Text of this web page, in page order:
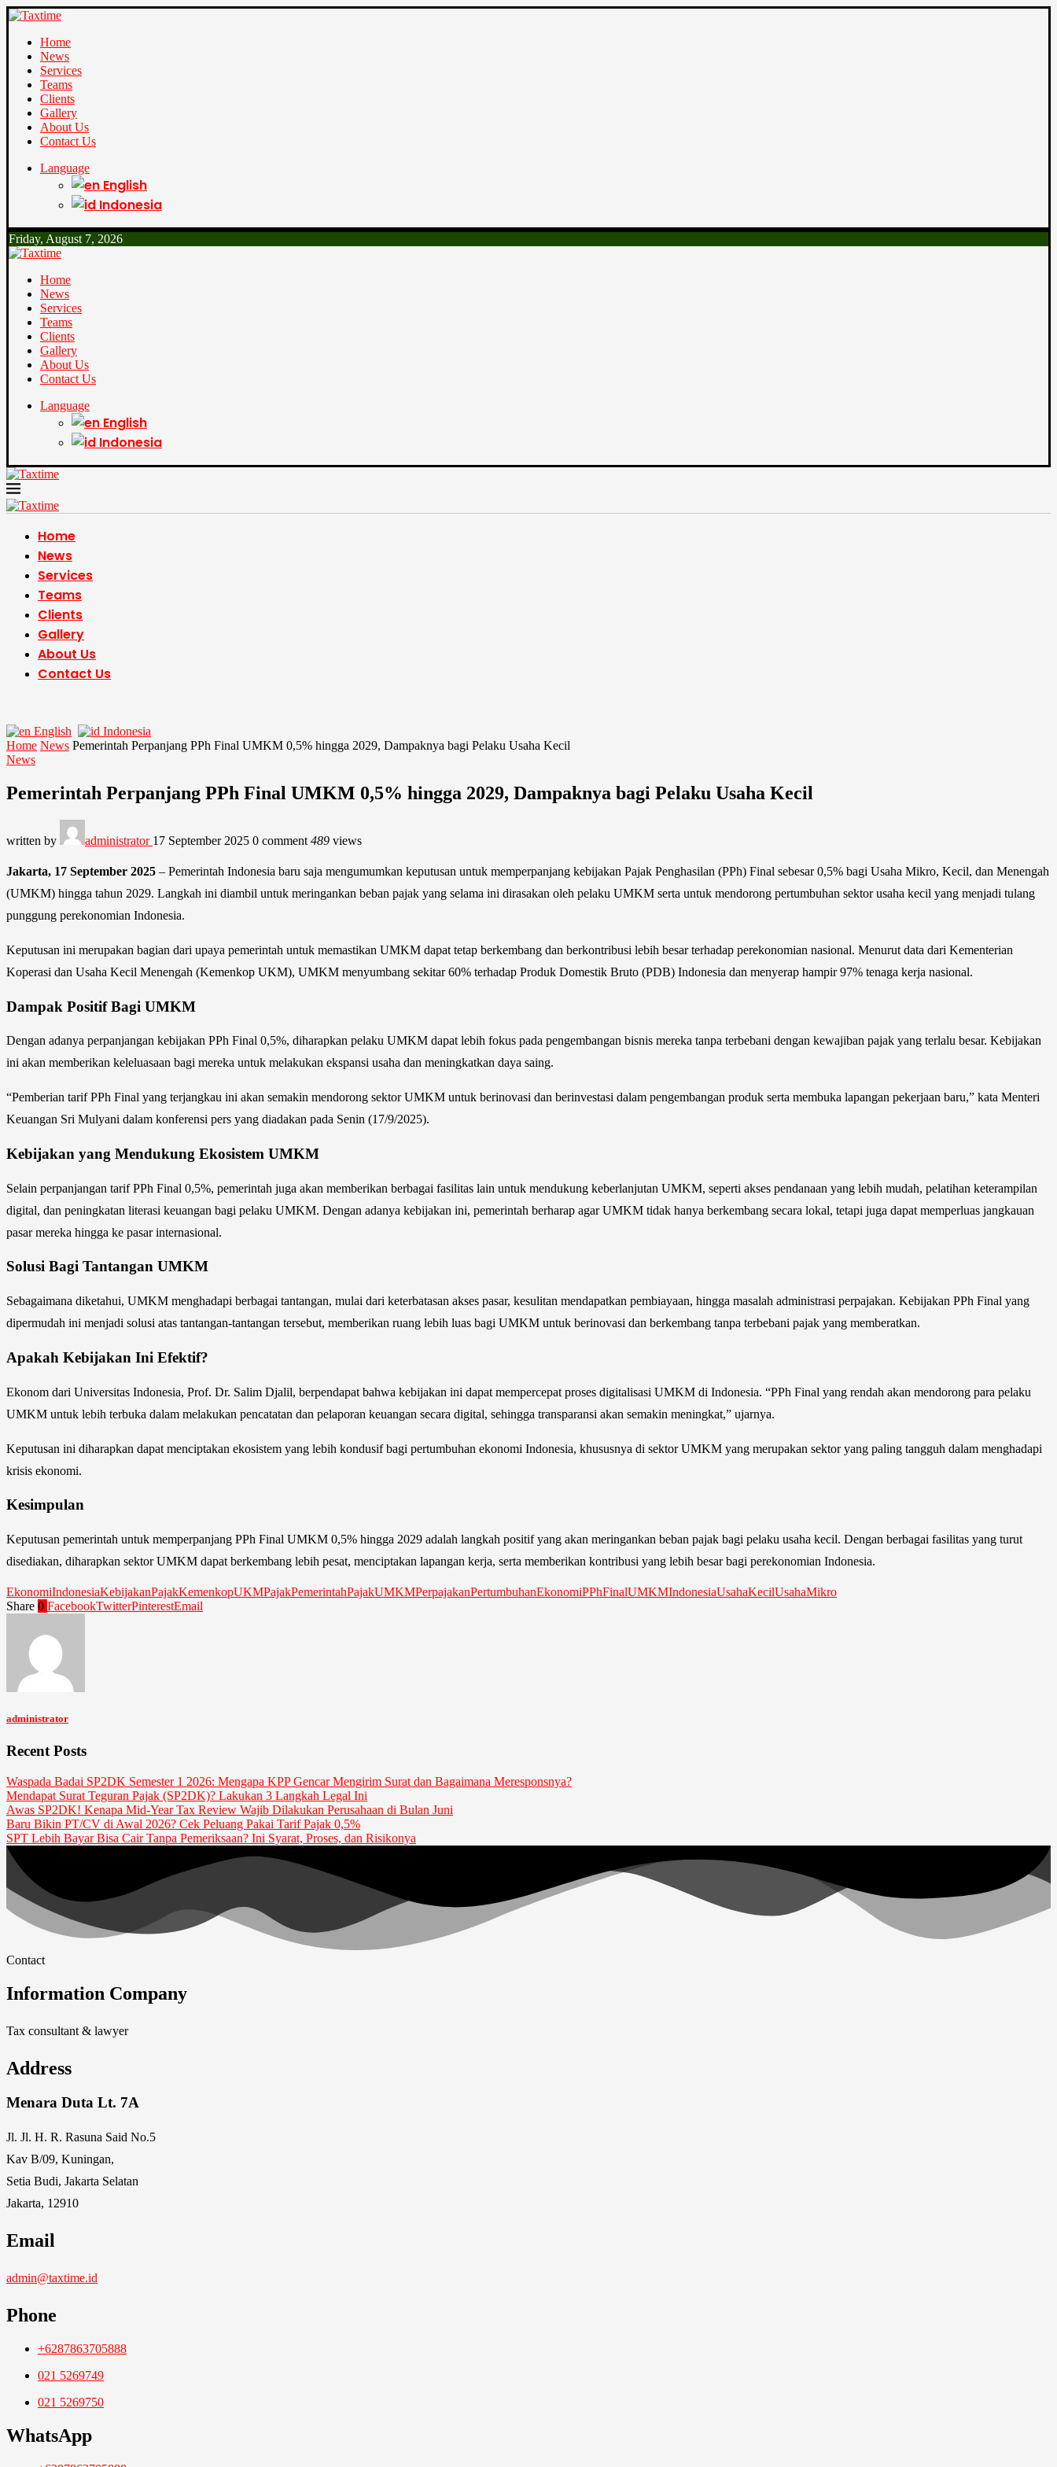
Home
News
Services
Teams
Clients
Gallery
About Us
Contact Us
Language
English
Indonesia
Friday, August 7, 2026
Home
News
Services
Teams
Clients
Gallery
About Us
Contact Us
Language
English
Indonesia
Home
News
Services
Teams
Clients
Gallery
About Us
Contact Us
English
Indonesia
Home News Pemerintah Perpanjang PPh Final UMKM 0,5% hingga 2029, Dampaknya bagi Pelaku Usaha Kecil
News
Pemerintah Perpanjang PPh Final UMKM 0,5% hingga 2029, Dampaknya bagi Pelaku Usaha Kecil
written by administrator 17 September 2025 0 comment 489 views
Jakarta, 17 September 2025 – Pemerintah Indonesia baru saja mengumumkan keputusan untuk memperpanjang kebijakan Pajak Penghasilan (PPh) Final sebesar 0,5% bagi Usaha Mikro, Kecil, dan Menengah
(UMKM) hingga tahun 2029. Langkah ini diambil untuk meringankan beban pajak yang selama ini dirasakan oleh pelaku UMKM serta untuk mendorong pertumbuhan sektor usaha kecil yang menjadi tulang
punggung perekonomian Indonesia.
Keputusan ini merupakan bagian dari upaya pemerintah untuk memastikan UMKM dapat tetap berkembang dan berkontribusi lebih besar terhadap perekonomian nasional. Menurut data dari Kementerian
Koperasi dan Usaha Kecil Menengah (Kemenkop UKM), UMKM menyumbang sekitar 60% terhadap Produk Domestik Bruto (PDB) Indonesia dan menyerap hampir 97% tenaga kerja nasional.
Dampak Positif Bagi UMKM
Dengan adanya perpanjangan kebijakan PPh Final 0,5%, diharapkan pelaku UMKM dapat lebih fokus pada pengembangan bisnis mereka tanpa terbebani dengan kewajiban pajak yang terlalu besar. Kebijakan
ini akan memberikan keleluasaan bagi mereka untuk melakukan ekspansi usaha dan meningkatkan daya saing.
“Pemberian tarif PPh Final yang terjangkau ini akan semakin mendorong sektor UMKM untuk berinovasi dan berinvestasi dalam pengembangan produk serta membuka lapangan pekerjaan baru,” kata Menteri
Keuangan Sri Mulyani dalam konferensi pers yang diadakan pada Senin (17/9/2025).
Kebijakan yang Mendukung Ekosistem UMKM
Selain perpanjangan tarif PPh Final 0,5%, pemerintah juga akan memberikan berbagai fasilitas lain untuk mendukung keberlanjutan UMKM, seperti akses pendanaan yang lebih mudah, pelatihan keterampilan
digital, dan peningkatan literasi keuangan bagi pelaku UMKM. Dengan adanya kebijakan ini, pemerintah berharap agar UMKM tidak hanya berkembang secara lokal, tetapi juga dapat memperluas jangkauan
pasar mereka hingga ke pasar internasional.
Solusi Bagi Tantangan UMKM
Sebagaimana diketahui, UMKM menghadapi berbagai tantangan, mulai dari keterbatasan akses pasar, kesulitan mendapatkan pembiayaan, hingga masalah administrasi perpajakan. Kebijakan PPh Final yang
dipermudah ini menjadi solusi atas tantangan-tantangan tersebut, memberikan ruang lebih luas bagi UMKM untuk berinovasi dan berkembang tanpa terbebani pajak yang memberatkan.
Apakah Kebijakan Ini Efektif?
Ekonom dari Universitas Indonesia, Prof. Dr. Salim Djalil, berpendapat bahwa kebijakan ini dapat mempercepat proses digitalisasi UMKM di Indonesia. “PPh Final yang rendah akan mendorong para pelaku
UMKM untuk lebih terbuka dalam melakukan pencatatan dan pelaporan keuangan secara digital, sehingga transparansi akan semakin meningkat,” ujarnya.
Keputusan ini diharapkan dapat menciptakan ekosistem yang lebih kondusif bagi pertumbuhan ekonomi Indonesia, khususnya di sektor UMKM yang merupakan sektor yang paling tangguh dalam menghadapi
krisis ekonomi.
Kesimpulan
Keputusan pemerintah untuk memperpanjang PPh Final UMKM 0,5% hingga 2029 adalah langkah positif yang akan meringankan beban pajak bagi pelaku usaha kecil. Dengan berbagai fasilitas yang turut
disediakan, diharapkan sektor UMKM dapat berkembang lebih pesat, menciptakan lapangan kerja, serta memberikan kontribusi yang lebih besar bagi perekonomian Indonesia.
EkonomiIndonesiaKebijakanPajakKemenkopUKMPajakPemerintahPajakUMKMPerpajakanPertumbuhanEkonomiPPhFinalUMKMIndonesiaUsahaKecilUsahaMikro
Share 0 FacebookTwitterPinterestEmail
administrator
Recent Posts
Waspada Badai SP2DK Semester 1 2026: Mengapa KPP Gencar Mengirim Surat dan Bagaimana Meresponsnya?
Mendapat Surat Teguran Pajak (SP2DK)? Lakukan 3 Langkah Legal Ini
Awas SP2DK! Kenapa Mid-Year Tax Review Wajib Dilakukan Perusahaan di Bulan Juni
Baru Bikin PT/CV di Awal 2026? Cek Peluang Pakai Tarif Pajak 0,5%
SPT Lebih Bayar Bisa Cair Tanpa Pemeriksaan? Ini Syarat, Proses, dan Risikonya
Contact
Information Company
Tax consultant & lawyer
Address
Menara Duta Lt. 7A
Jl. Jl. H. R. Rasuna Said No.5
Kav B/09, Kuningan,
Setia Budi, Jakarta Selatan
Jakarta, 12910
Email
admin@taxtime.id
Phone
+6287863705888
021 5269749
021 5269750
WhatsApp